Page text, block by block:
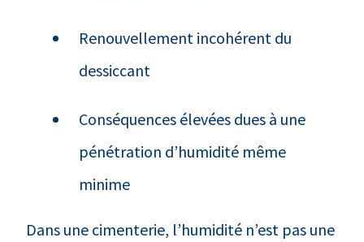
Renouvellement incohérent du
dessiccant
Conséquences élevées dues à une
pénétration d’humidité même
minime
Dans une cimenterie, l’humidité n’est pas une